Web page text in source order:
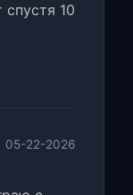
10
05-22-2026